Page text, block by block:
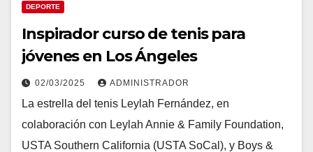
DEPORTE
Inspirador curso de tenis para
jóvenes en Los Ángeles
02/03/2025 ADMINISTRADOR
La estrella del tenis Leylah Fernández, en
colaboración con Leylah Annie & Family Foundation,
USTA Southern California (USTA SoCal), y Boys &